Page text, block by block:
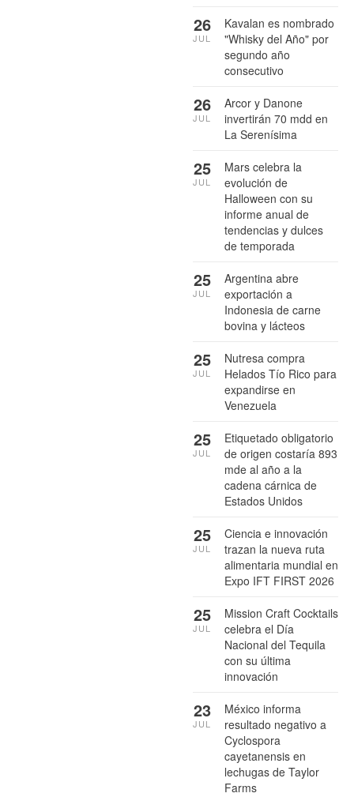
Kavalan es nombrado
"Whisky del Año" por
segundo año
consecutivo
26
JUL
Arcor y Danone
invertirán 70 mdd en
La Serenísima
26
JUL
Mars celebra la
evolución de
Halloween con su
informe anual de
tendencias y dulces
de temporada
25
JUL
Argentina abre
exportación a
Indonesia de carne
bovina y lácteos
25
JUL
Nutresa compra
Helados Tío Rico para
expandirse en
Venezuela
25
JUL
Etiquetado obligatorio
de origen costaría 893
mde al año a la
cadena cárnica de
Estados Unidos
25
JUL
Ciencia e innovación
trazan la nueva ruta
alimentaria mundial en
Expo IFT FIRST 2026
25
JUL
Mission Craft Cocktails
celebra el Día
Nacional del Tequila
con su última
innovación
25
JUL
México informa
resultado negativo a
Cyclospora
cayetanensis en
lechugas de Taylor
Farms
23
JUL